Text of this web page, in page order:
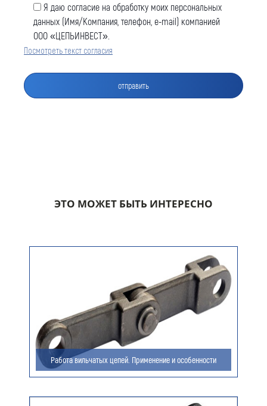
Я даю согласие на обработку моих персональных
данных (Имя/Компания, телефон, e-mail) компанией
ООО «ЦЕПЬИНВЕСТ».
Посмотреть текст согласия
ЭТО МОЖЕТ БЫТЬ ИНТЕРЕСНО
Работа вильчатых цепей. Применение и особенности
Оставить заявку
Ваш e-mail (обязательно)
Ваше сообщение